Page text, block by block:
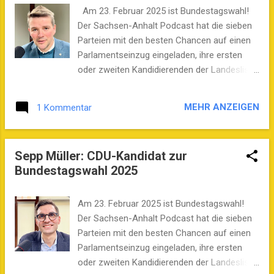
zentrale politische Themen im Hinblick auf
die bevorstehende Bundestagswahl und die
Herausforderungen des Klimaschutzes. Das
Gespräch beginnt mit der Besorgnis über den
Austritt der USA aus dem Pariser
bleiben muss. Trotz der Diskussion um neue
Bedeutung erneuerbarer Energien
hervorgehoben. Ein zentraler Punkt der
Episode ist die unzureiche...
Am 23. Februar 2025 ist Bundestagswahl!
Der Sachsen-Anhalt Podcast hat die sieben
Parteien mit den besten Chancen auf einen
Parlamentseinzug eingeladen, ihre ersten
oder zweiten Kandidierenden der Landesliste
Stefan B. Westphal besucht. In dieser
Episode ist Dr. Marcus Faber, Spitzenkandidat
Stefan B. Westphal beleuchtet die politischen
Herausforderungen und Perspektiven der
über die Geschichte der Partei, betont jedoch
die aktuellen Erfolge in Sachsen-Anhalt und
die Notwendigkeit einer stabilen Koalition in
Berlin. Ein zentrales Thema ist die Relevanz
politischer Mitbestimmung für junge
1 Kommentar MEHR ANZEIGEN
Sepp Müller: CDU-Kandidat zur
Bundestagswahl 2025
Am 23. Februar 2025 ist Bundestagswahl!
Der Sachsen-Anhalt Podcast hat die sieben
Parteien mit den besten Chancen auf einen
Parlamentseinzug eingeladen, ihre ersten
oder zweiten Kandidierenden der Landesliste